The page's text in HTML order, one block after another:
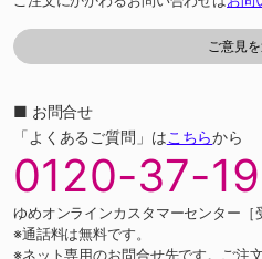
■ お問合せ
「よくあるご質問」はこちらから
0120-37-
ゆめオンラインカスタマーセンター
※通話料は無料です。
※ネット専用のお問合せ先です。ご注